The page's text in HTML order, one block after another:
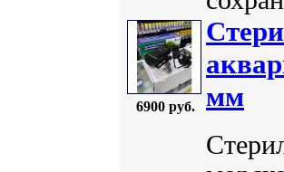
6900 руб.
мм